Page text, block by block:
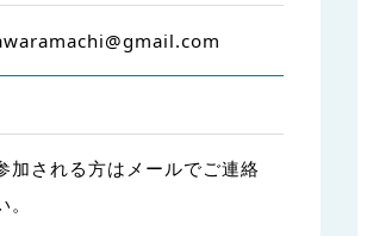
加される方はメールでご連絡